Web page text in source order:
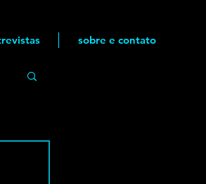
sobre e contato